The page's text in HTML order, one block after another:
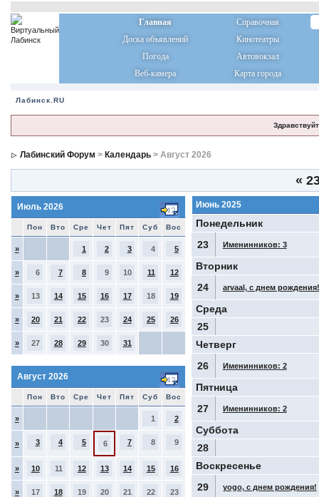
Главная
Справочная
Доска объявлений
Кинотеатры
Погода
Автовокзал
Веб-камера
Карта города
Лабинск.RU
Лабинский Форум > Календарь> Август 2026
«
Июль 2026
Пон Вто Сре Чет Пят Суб Вос
» 1 2 3 4 5
» 6 7 8 9 10 11 12
» 13 14 15 16 17 18 19
» 20 21 22 23 24 25 26
» 27 28 29 30 31
Август 2026
Пон Вто Сре Чет Пят Суб Вос
» 1 2
» 3 4 5 6 7 8 9
» 10 11 12 13 14 15 16
» 17 18 19 20 21 22 23
Июнь 2025
Понедельник
23
Именинников: 3
Вторник
24
arvaal, с днем рождения!
Среда
25
Четверг
26
Именинников: 2
Пятница
27
Именинников: 2
Суббота
28
Воскресенье
29
yogo, с днем рождения!